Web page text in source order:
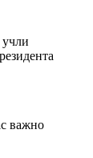
важно